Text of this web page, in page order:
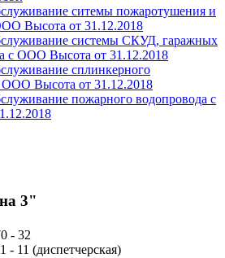
ситемы пожаротушения и
Высота от 31.12.2018
системы СКУД, гаражных
с ООО Высота от 31.12.2018
сплинкерного
Высота от 31.12.2018
пожарного водопровода с
3"
- 32
- 11 (диспетчерская)